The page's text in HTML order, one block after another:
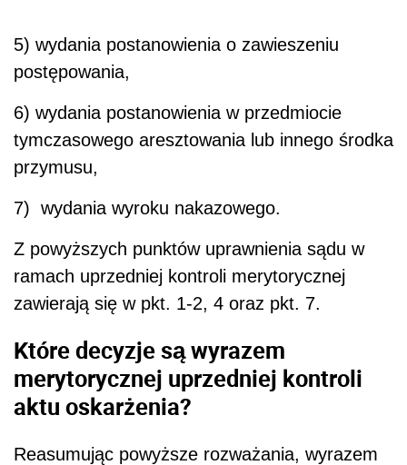
5) wydania postanowienia o zawieszeniu
postępowania,
6) wydania postanowienia w przedmiocie
tymczasowego aresztowania lub innego środka
przymusu,
7) wydania wyroku nakazowego.
Z powyższych punktów uprawnienia sądu w
ramach uprzedniej kontroli merytorycznej
zawierają się w pkt. 1-2, 4 oraz pkt. 7.
Które decyzje są wyrazem
merytorycznej uprzedniej kontroli
aktu oskarżenia?
Reasumując powyższe rozważania, wyrazem